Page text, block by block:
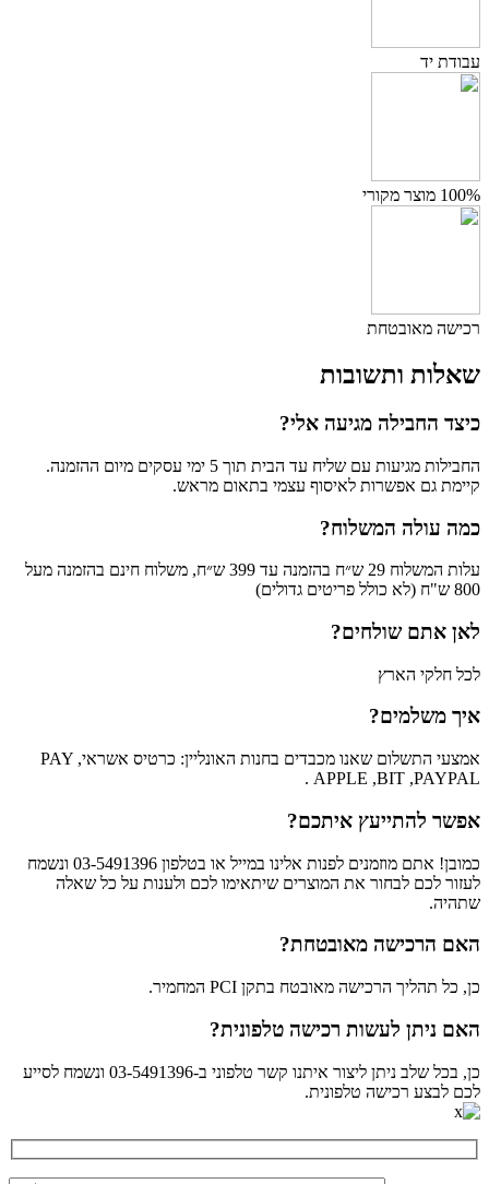
עבודת יד
100% מוצר מקורי
רכישה מאובטחת
שאלות ותשובות
כיצד החבילה מגיעה אלי?
החבילות מגיעות עם שליח עד הבית תוך 5 ימי עסקים מיום ההזמנה.
קיימת גם אפשרות לאיסוף עצמי בתאום מראש.
כמה עולה המשלוח?
עלות המשלוח 29 ש״ח בהזמנה עד 399 ש״ח, משלוח חינם בהזמנה מעל
800 ש"ח (לא כולל פריטים גדולים)
לאן אתם שולחים?
לכל חלקי הארץ
איך משלמים?
אמצעי התשלום שאנו מכבדים בחנות האונליין: כרטיס אשראי, PAY
APPLE ,BIT ,PAYPAL .
אפשר להתייעץ איתכם?
כמובן! אתם מוזמנים לפנות אלינו במייל או בטלפון 03-5491396 ונשמח
לעזור לכם לבחור את המוצרים שיתאימו לכם ולענות על כל שאלה
שתהיה.
האם הרכישה מאובטחת?
כן, כל תהליך הרכישה מאובטח בתקן PCI המחמיר.
האם ניתן לעשות רכישה טלפונית?
כן, בכל שלב ניתן ליצור איתנו קשר טלפוני ב-03-5491396 ונשמח לסייע
לכם לבצע רכישה טלפונית.